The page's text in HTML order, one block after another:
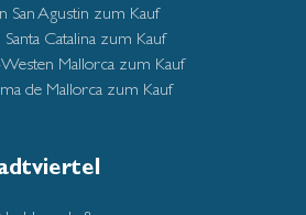
San Agustin zum Kauf
Catalina zum Kauf
Mallorca zum Kauf
de Mallorca zum Kauf